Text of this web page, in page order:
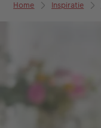
Home Inspiratie